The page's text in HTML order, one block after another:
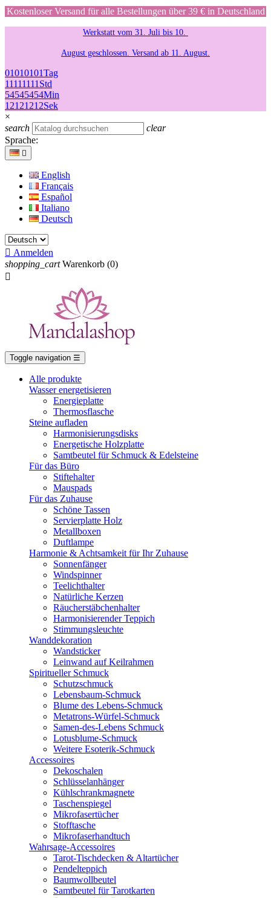
Kostenloser Versand für alle Bestellungen über 39 € in Deutschland
Werkstatt vom 31. Juli bis 10.
August geschlossen. Versand ab 11. August.
01010101Tag
11111111 Std
54545454Min
12121212Sek
×
search
clear
Sprache:

English
Français
Español
Italiano
Deutsch
 Anmelden
shopping_cart Warenkorb (0)

Toggle navigation ☰
Alle produkte
Wasser energetisieren
Energieplatte​
Thermosflasche
Steine aufladen
Harmonisierungsdisks
Energetische Holzplatte
Samtbeutel für Schmuck & Edelsteine
Für das Büro
Stiftehalter
Mauspads
Für das Zuhause
Schöne Tassen
Servierplatte Holz
Metallboxen
Duftlampe
Harmonie & Achtsamkeit für Ihr Zuhause
Sonnenfänger
Windspinner
Teelichthalter
Natürliche Kerzen
Räucherstäbchenhalter
Harmonisierender Teppich
Stimmungsleuchte
Wanddekoration
Wandsticker
Leinwand auf Keilrahmen
Spiritueller Schmuck
Schutzschmuck
Lebensbaum-Schmuck
Blume des Lebens-Schmuck
Metatrons-Würfel-Schmuck
Samen-des-Lebens Schmuck
Lotusblume-Schmuck
Weitere Esoterik-Schmuck
Accessoires
Dekoschalen
Schlüsselanhänger
Kühlschrankmagnete
Taschenspiegel
Mikrofasertücher
Stofftasche
Mikrofaserhandtuch
Wahrsage-Accessoires
Tarot-Tischdecken & Altartücher
Pendelteppich
Baumwollbeutel
Samtbeutel für Tarotkarten